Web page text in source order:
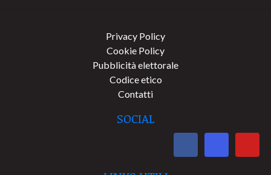
Privacy Policy
Cookie Policy
Pubblicità elettorale
Codice etico
Contatti
SOCIAL